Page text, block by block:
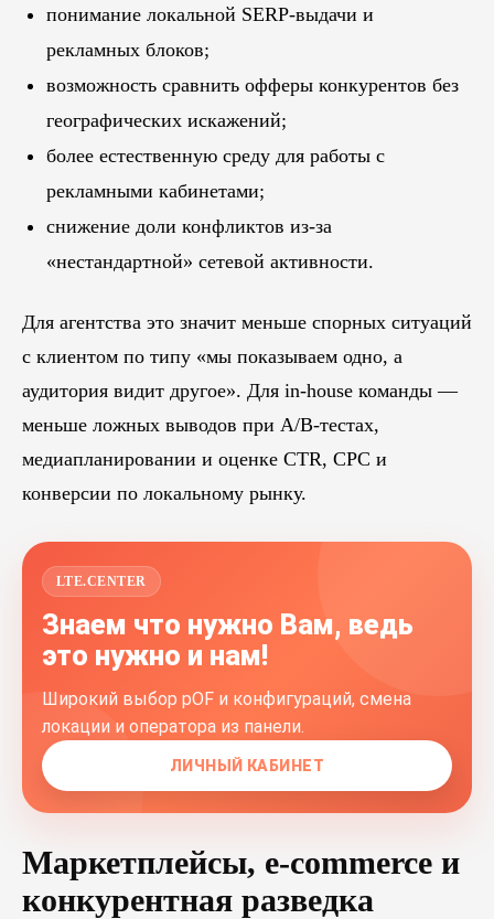
понимание локальной SERP-выдачи и
рекламных блоков;
возможность сравнить офферы конкурентов без
географических искажений;
более естественную среду для работы с
рекламными кабинетами;
снижение доли конфликтов из-за
«нестандартной» сетевой активности.
Для агентства это значит меньше спорных ситуаций
с клиентом по типу «мы показываем одно, а
аудитория видит другое». Для in-house команды —
меньше ложных выводов при A/B-тестах,
медиапланировании и оценке CTR, CPC и
конверсии по локальному рынку.
LTE.CENTER
Знаем что нужно Вам, ведь
это нужно и нам!
Широкий выбор pOF и конфигураций, смена
локации и оператора из панели.
ЛИЧНЫЙ КАБИНЕТ
Маркетплейсы, e-commerce и
конкурентная разведка